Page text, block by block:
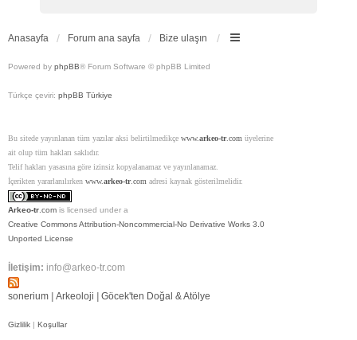
Anasayfa Forum ana sayfa Bize ulaşın
Powered by phpBB® Forum Software © phpBB Limited
Türkçe çeviri: phpBB Türkiye
Bu sitede yayınlanan tüm yazılar aksi belirtilmedikçe www.arkeo-tr.com üyelerine
ait olup tüm hakları saklıdır.
Telif hakları yasasına göre izinsiz kopyalanamaz ve yayınlanamaz.
İçerikten yararlanılırken www.arkeo-tr.com adresi kaynak gösterilmelidir.
Arkeo-tr .com is licensed under a
Creative Commons Attribution-Noncommercial-No Derivative Works 3.0
Unported License
İletişim: info@arkeo-tr.com
sonerium Arkeoloji Göcek'ten Doğal & Atölye
Gizlilik | Koşullar